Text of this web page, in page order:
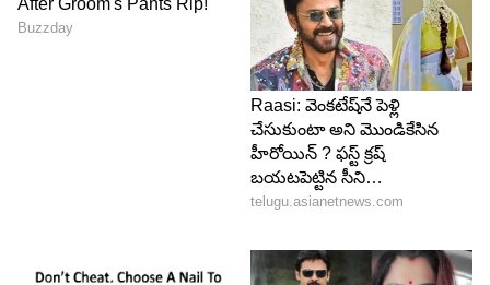
సమయానికి సుమారు 30 నిమిషాల ముందు ఈ ఫైనల్ చార్ట్
సిద్ధమవుతుంది. చివరి నిమిషంలో జరిగిన టికెట్ రద్దులు,
ఖాళీ బెర్త్‌ల వివరాలు ఇందులో పొందుపరుస్తారు. ఫైనల్
చార్ట్ విడుదలైన తర్వాతే ప్రయాణికుడి టికెట్ తుది స్థితి